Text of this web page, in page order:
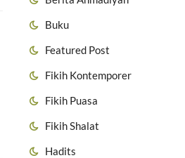
Buku
Featured Post
Fikih Kontemporer
Fikih Puasa
Fikih Shalat
Hadits